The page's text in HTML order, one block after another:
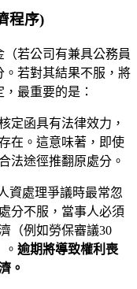
程序)
若公司有兼具公務員
若對其結果不服，將
最重要的是：
定函具有法律效力，
在。這意味著，即使
法途徑推翻原處分。
資處理爭議時最常忽
分不服，當事人必須
（例如勞保審議30
逾期將導致權利喪
。